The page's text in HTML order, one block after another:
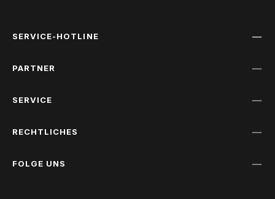
SERVICE-HOTLINE
PARTNER
SERVICE
RECHTLICHES
FOLGE UNS